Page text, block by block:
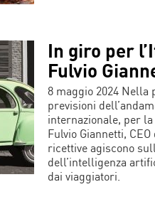
In giro per
Fulvio
8 maggio 2024
previsioni
internazionale, per la
Fulvio Giannetti,
ricettive agiscono
dell’intelligenza
dai viaggiatori.